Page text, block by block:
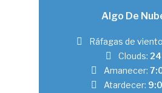
Algo De
Ráfagas de
Clouds:
Amanecer:
Atardecer: